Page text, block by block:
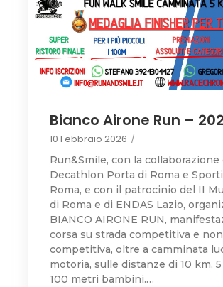
Bianco Airone Run –
10 Febbraio 2026 /
Run&Smile, con la collaborazione
Decathlon Porta di Roma e
Roma, e con il patrocinio del II
di Roma e di ENDAS Lazio,
BIANCO AIRONE RUN,
corsa su strada competitiva e non
competitiva, oltre a camminata
motoria, sulle distanze di 10 km,
100 metri bambini.…